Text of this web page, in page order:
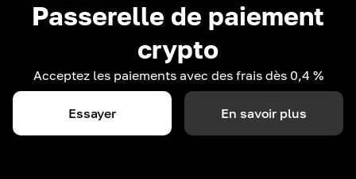
Passerelle de paiement
crypto
Acceptez les paiements avec des frais dès 0,4 %
Essayer En savoir plus